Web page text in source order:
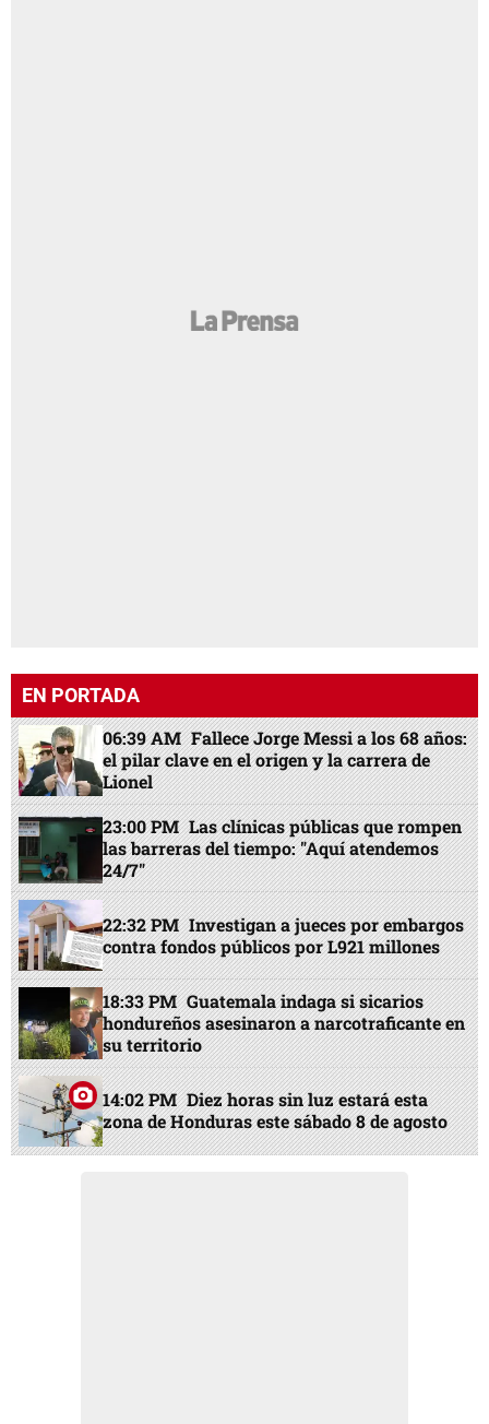
EN PORTADA
06:39 AM Fallece Jorge Messi a los 68 años:
el pilar clave en el origen y la carrera de
Lionel
23:00 PM Las clínicas públicas que rompen
las barreras del tiempo: "Aquí atendemos
24/7"
22:32 PM Investigan a jueces por embargos
contra fondos públicos por L921 millones
18:33 PM Guatemala indaga si sicarios
hondureños asesinaron a narcotraficante en
su territorio
14:02 PM Diez horas sin luz estará esta
zona de Honduras este sábado 8 de agosto